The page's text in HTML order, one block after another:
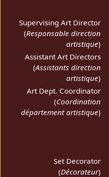
Supervising Art Director
(Responsable direction
artistique)
Assistant Art Directors
(Assistants direction
artistique)
Art Dept. Coordinator
(Coordination
département artistique)
Set Decorator
(Décorateur)